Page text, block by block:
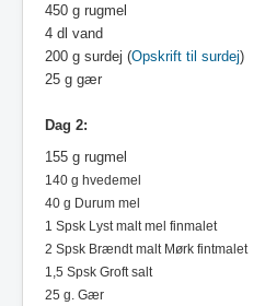
450 g rugmel
4 dl vand
200 g surdej (Opskrift til surdej)
25 g gær
Dag 2:
155 g rugmel
140 g hvedemel
40 g Durum mel
1 Spsk Lyst malt mel finmalet
2 Spsk Brændt malt Mørk fintmalet
1,5 Spsk Groft salt
25 g. Gær